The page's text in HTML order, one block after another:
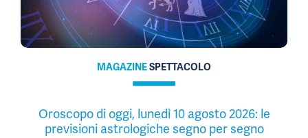
MAGAZINESPETTACOLO
Oroscopo di oggi, lunedì 10 agosto 2026: le
previsioni astrologiche segno per segno